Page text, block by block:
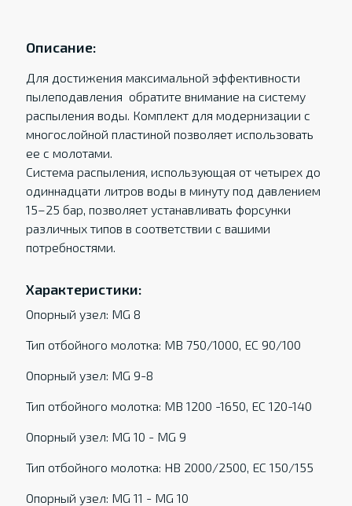
Описание:
Для достижения максимальной эффективности
пылеподавления обратите внимание на систему
распыления воды. Комплект для модернизации с
многослойной пластиной позволяет использовать
ее с молотами.
Система распыления, использующая от четырех до
одиннадцати литров воды в минуту под давлением
15–25 бар, позволяет устанавливать форсунки
различных типов в соответствии с вашими
потребностями.
Характеристики:
Опорный узел: MG 8
Тип отбойного молотка: MB 750/1000, EC 90/100
Опорный узел: MG 9-8
Тип отбойного молотка: MB 1200 -1650, EC 120-140
Опорный узел: MG 10 - MG 9
Тип отбойного молотка: HB 2000/2500, EC 150/155
Опорный узел: MG 11 - MG 10